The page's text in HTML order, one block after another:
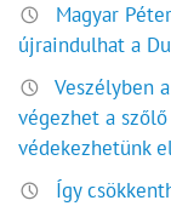
Magyar
újraindulhat a
Veszélyben
végezhet a
védekezhetünk
Így